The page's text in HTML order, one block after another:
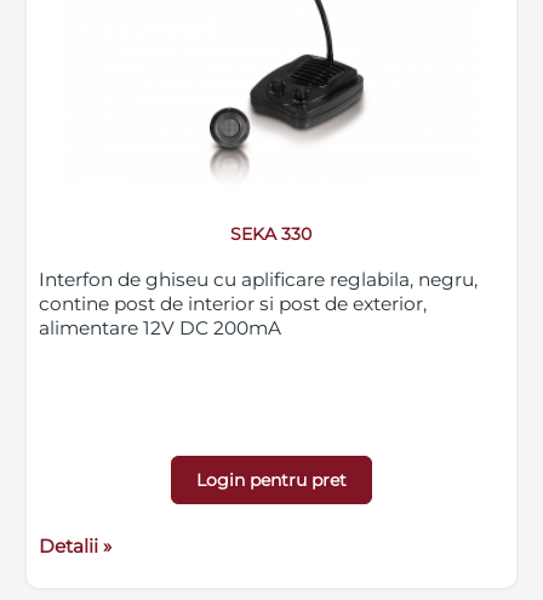
SEKA 330
Interfon de ghiseu cu aplificare reglabila, negru,
contine post de interior si post de exterior,
alimentare 12V DC 200mA
Login pentru pret
Detalii »